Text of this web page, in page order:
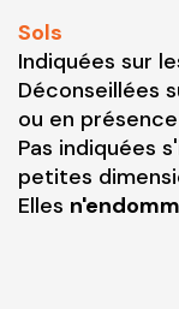
Sols
Indiquées sur
Déconseillées
ou en
Pas indiquées
petites
Elles